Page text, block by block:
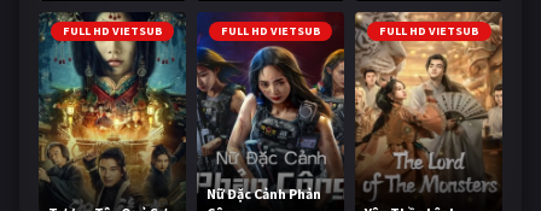
FULL HD VIETSUB FULL HD VIETSUB
Nữ Đặc Cảnh Phản
FULL HD VIETSUB